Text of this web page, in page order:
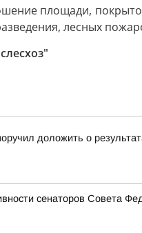
площади,
лесных
доложить о
сенаторов Совета